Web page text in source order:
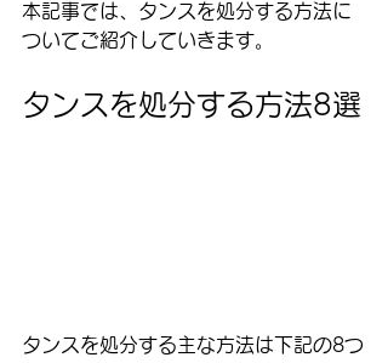
本記事では、タンスを処分する方法に
ついてご紹介していきます。
タンスを処分する方法8選
タンスを処分する主な方法は下記の8つ